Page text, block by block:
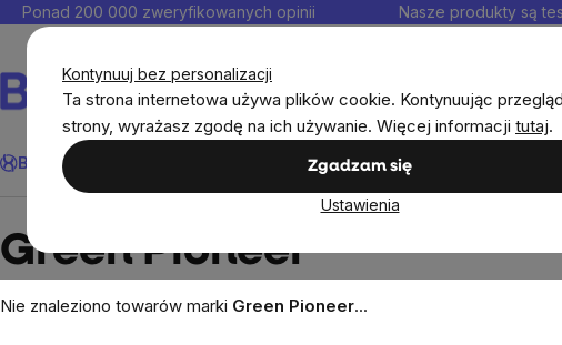
Kontynuuj bez personalizacji
Ta strona internetowa używa plików cookie. Kontynuując
strony, wyrażasz zgodę na ich używanie. Więcej informacji tutaj.
Zgadzam się
Ustawienia
Przejść
Ponad 200 000 zweryfikowanych opinii Nasze produkty są
Szukaj
BrainMax® PromocjaCeleSuplementy diety
Green Pioneer
Green Pioneer
Nie znaleziono towarów marki Green Pioneer...